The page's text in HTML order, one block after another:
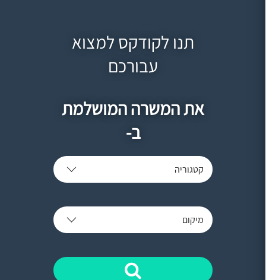
תנו לקודקס למצוא
עבורכם
את המשרה המושלמת
ב-
קטגוריה
מיקום